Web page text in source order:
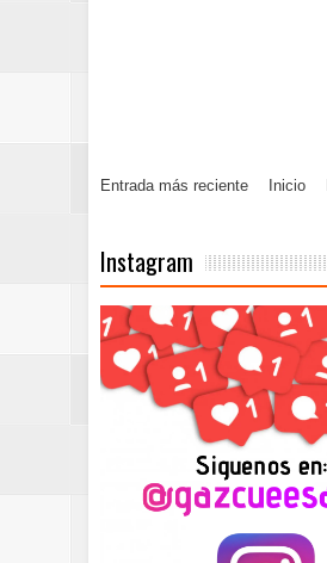
Entrada más reciente Inicio
Instagram